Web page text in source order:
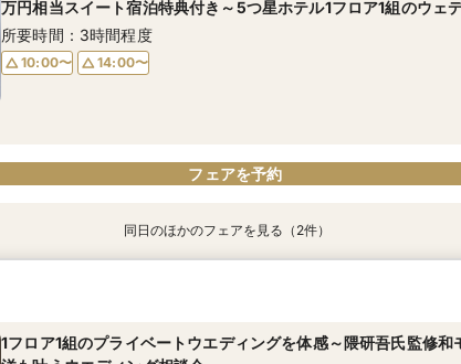
10:00〜 14:00〜
万円相当スイート宿泊特典付き～5つ星ホテル1フロア1組のウェ
所要時間：3時間程度
10:00〜 14:00〜
フェアを予約
【教会式をご検討の方へ】提携チャペル「南青山ル・アンジェ
所要時間：2時間程度
1フロア1組のプライベートウエディングを体感～隈研吾氏監修
所要時間：2時間程度
同日のほかのフェアを見る（2件）
1フロア1組のプライベートウエディングを体感～隈研吾氏監修和